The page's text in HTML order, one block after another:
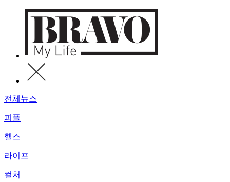
전체뉴스
피플
헬스
라이프
컬처